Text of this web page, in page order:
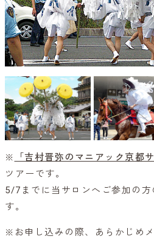
※ 「吉村晋弥のマニアック京都サ
ツアーです。
5/7までに当サロンへご参加の方
す。
※お申し込みの際、あらかじめ